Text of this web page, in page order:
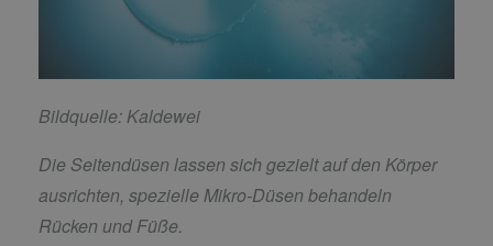
Bildquelle: Kaldewei
Die Seitendüsen lassen sich gezielt auf den Körper
ausrichten, spezielle Mikro-Düsen behandeln
Rücken und Füße.